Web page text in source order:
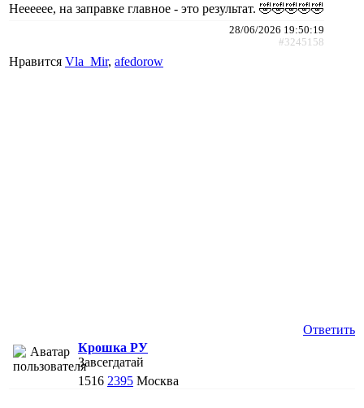
Нееееее, на заправке главное - это результат. 🤣🤣🤣🤣🤣
28/06/2026 19:50:19
#3245158
Нравится Vla_Mir, afedorow
Ответить
Крошка РУ
Завсегдатай
1516 2395 Москва